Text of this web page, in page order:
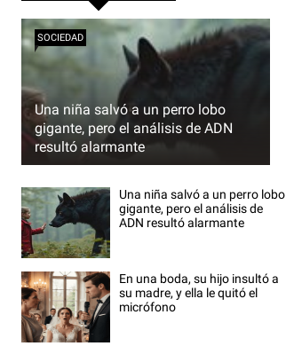
Una niña salvó a un perro lobo
gigante, pero el análisis de ADN
resultó alarmante
SOCIEDAD
Una niña salvó a un perro lobo
gigante, pero el análisis de
ADN resultó alarmante
En una boda, su hijo insultó a
su madre, y ella le quitó el
micrófono